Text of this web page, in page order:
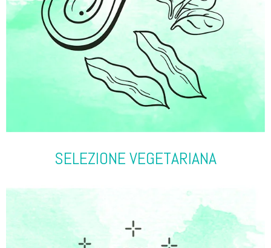
SELEZIONE VEGETARIANA